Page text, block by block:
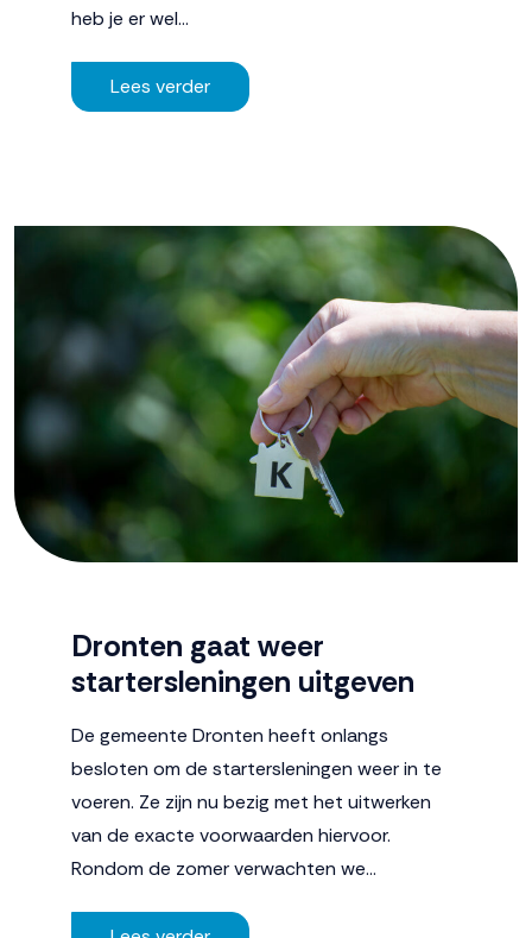
heb je er wel…
Lees verder
Dronten gaat weer
startersleningen uitgeven
De gemeente Dronten heeft onlangs
besloten om de startersleningen weer in te
voeren. Ze zijn nu bezig met het uitwerken
van de exacte voorwaarden hiervoor.
Rondom de zomer verwachten we…